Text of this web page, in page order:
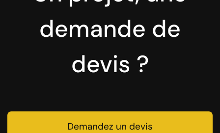
demande de
devis ?
Demandez un devis